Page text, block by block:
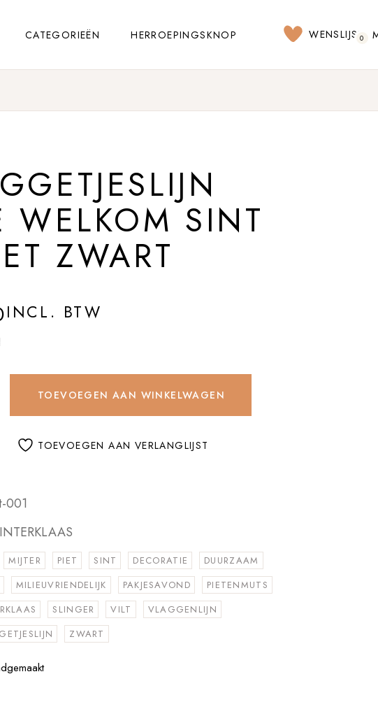
CATEGORIEËN HERROEPINGSKNOP WENSLIJST
0
WELKOM SINT
ZWART
INCL. BTW
Welkom Sint & Piet Zwart quantity
TOEVOEGEN AAN WINKELWAGEN
TOEVOEGEN AAN VERLANGLIJST
001
MIJTER PIET SINT DECORATIE
DUURZAAM
MILIEUVRIENDELIJK PAKJESAVOND
PIETENMUTS
SLINGER VILT
VLAGGENLIJN
ZWART